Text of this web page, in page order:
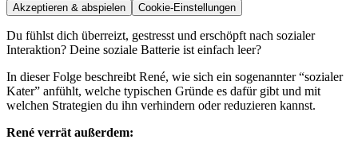
Akzeptieren & abspielen Cookie-Einstellungen
Du fühlst dich überreizt, gestresst und erschöpft nach sozialer
Interaktion? Deine soziale Batterie ist einfach leer?
In dieser Folge beschreibt René, wie sich ein sogenannter “sozialer
Kater” anfühlt, welche typischen Gründe es dafür gibt und mit
welchen Strategien du ihn verhindern oder reduzieren kannst.
René verrät außerdem: